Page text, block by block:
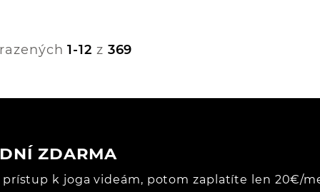
rukou, záklony, pozícia
1-12 z 369
ZDARMA
k joga videám, potom zaplatíte len 20€/